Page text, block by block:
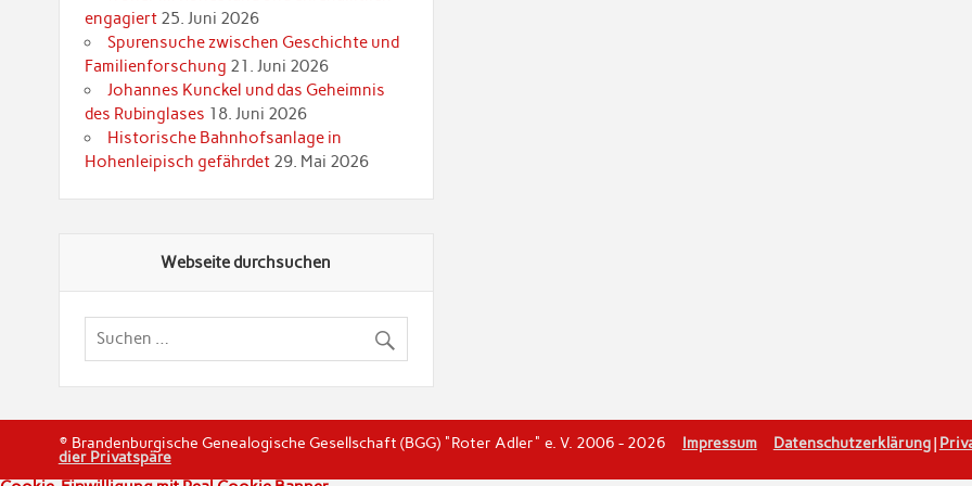
engagiert 25. Juni 2026
Spurensuche zwischen Geschichte und
Familienforschung 21. Juni 2026
Johannes Kunckel und das Geheimnis
des Rubinglases 18. Juni 2026
Historische Bahnhofsanlage in
Hohenleipisch gefährdet 29. Mai 2026
Webseite durchsuchen
© Brandenburgische Genealogische Gesellschaft (BGG) "Roter Adler" e. V. 2006 - 2026 Impressum Datenschutzerklärung|
dier Privatspäre